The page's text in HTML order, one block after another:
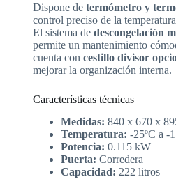
Dispone de termómetro y
control preciso de la
El sistema de descongelación
permite un mantenimiento
cuenta con cestillo divisor
mejorar la organización interna.
Características técnicas
Medidas: 840 x 670 x
Temperatura: -25ºC a -
Potencia: 0.115 kW
Puerta: Corredera
Capacidad: 222 litros